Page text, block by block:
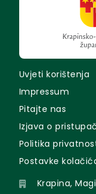
Uvjeti korištenja
Impressum
Pitajte nas
Izjava o
Politika
Postavke
Krapina,